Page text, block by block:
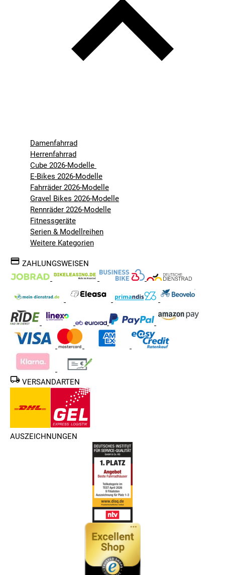
Damenfahrrad
Herrenfahrrad
Cube 2026-Modelle
E-Bikes 2026-Modelle
Fahrräder 2026-Modelle
Gravel Bikes 2026-Modelle
Rennräder 2026-Modelle
Fitnessgeräte
Serien & Modellreihen
Weitere Kategorien
ZAHLUNGSWEISEN
VERSANDARTEN
AUSZEICHNUNGEN